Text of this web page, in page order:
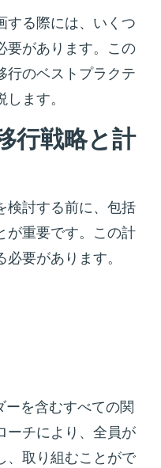
する際には、いくつ
要があります。この
行のベストプラクテ
ます。
行戦略と計
検討する前に、包括
が重要です。この計
要があります。
ーを含むすべての関
ーチにより、全員が
、取り組むことがで